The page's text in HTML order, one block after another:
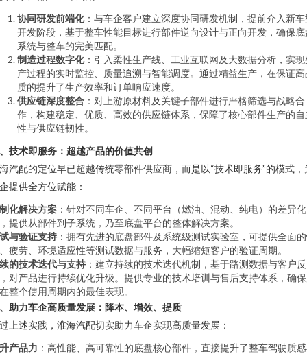
协同研发前端化：与车企客户建立深度协同研发机制，提前介入新车
开发阶段，基于整车性能目标进行部件逆向设计与正向开发，确保底
系统与整车的完美匹配。
制造过程数字化：引入柔性生产线、工业互联网及大数据分析，实现
产过程的实时监控、质量追溯与智能调度。通过精益生产，在保证高
质的提升了生产效率和订单响应速度。
供应链深度整合 ：对上游原材料及关键子部件进行严格筛选与战略合
作，构建稳定、优质、高效的供应链体系，保障了核心部件生产的自
性与供应链韧性。
技术即服务：超越产品的价值共创
汽配的定位早已超越传统零部件供应商，而是以“技术即服务”的模式，
提供全方位赋能：
化解决方案 ：针对不同车企、不同平台（燃油、混动、纯电）的差异
提供从部件到子系统，乃至底盘平台的整体解决方案。
与验证支持 ：拥有先进的底盘部件及系统级测试实验室，可提供全面
疲劳、环境适应性等测试数据与服务，大幅缩短客户的验证周期。
的技术迭代与支持 ：建立持续的技术迭代机制，基于路测数据与客户反
对产品进行持续优化升级。提供专业的技术培训与售后支持体系，确
整个使用周期内的最佳表现。
助力车企高质量发展：降本、增效、提质
上述实践，淮海汽配切实助力车企实现高质量发展：
产品力 ：高性能、高可靠性的底盘核心部件，直接提升了整车驾驶质